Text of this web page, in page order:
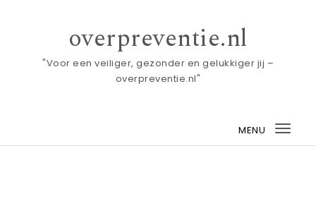
overpreventie.nl
"Voor een veiliger, gezonder en gelukkiger jij –
overpreventie.nl"
MENU